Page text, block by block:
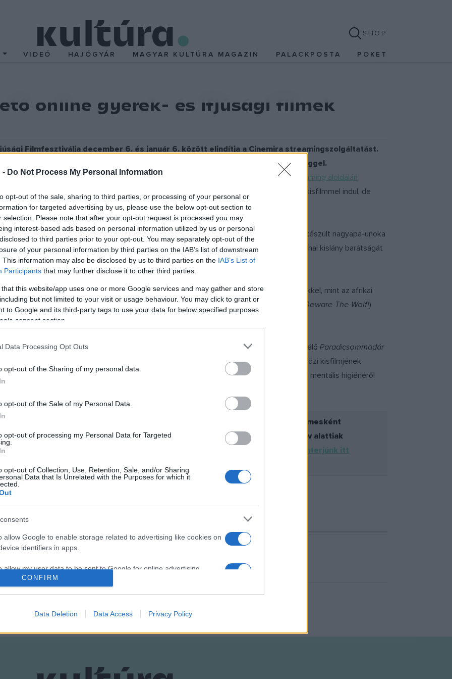
- Do Not Process My Personal Information
opt-out of the sale, sharing to third parties, or processing of your personal or
for targeted advertising by us, please use the below opt-out section to
selection. Please note that after your opt-out request is processed you may
interest-based ads based on personal information utilized by us or personal
to third parties prior to your opt-out. You may separately opt-out of the
of your personal information by third parties on the IAB’s list of downstream
This information may also be disclosed by us to third parties on the IAB’s List of
Participants that may further disclose it to other third parties.
that this website/app uses one or more Google services and may gather and store
but not limited to your visit or usage behaviour. You may click to grant or
to Google and its third-party tags to use your data for below specified purposes
consent section.
Data Processing Opt Outs
opt-out of the Sharing of my personal data.
opt-out of the Sale of my Personal Data.
opt-out of processing my Personal Data for Targeted
opt-out of Collection, Use, Retention, Sale, and/or Sharing
Data that Is Unrelated with the Purposes for which it
allow Google to enable storage related to advertising like cookies on
identifiers in apps.
allow my user data to be sent to Google for online advertising
identifiers in apps.
CONFIRM
Data Deletion Data Access Privacy Policy
SHOP
VIDEÓ HAJÓGYÁR MAGYAR KULTÚRA MAGAZIN PALACKPOSTA POKET
online gyerek- és ifjúsági filmek
Filmfesztiválja december 6. és január 6. között elindítja a Cinemira streamingszolgáltatást.
és animáció érhető el ingyenesen, korosztály szerinti keresési lehetőséggel.
át eddigi legjobb versenyfilmjeiből nyújt ingyenes válogatást a közönségnek streaming aloldalán
a mókás, tanulságos és elgondolkodtató kisjátékfilmek, animációk. A fesztivál 45 kisfilmmel indul, de
is.
többek között A papírsárkány(The Kite) című megható, stop-motion technikával készült nagyapa-unoka
zsúrA csodálatos játék(The Amazing Toy) című filmben, az egy magyar kisfiú és egy kínai kislány barátságát
szólóCserebogarak: A Polgár lányok.
KIDS kínálatába is előzetes betekintést kapnak, olyan, még vetítésre váró versenyfilmekkel, mint az afrikai
UMBO) című animáció, a Piroska meséjét humorosan folytatóÓvakodj a farkastól! Beware The Wolf!)
álmáról szóló
Cinemira TEEN versenyéről frissen érkeznek a párkapcsolati kérdésekről mesélő Paradicsommadár
című kisfilmek. Látható az idei Cinemira TEEN legjobb nemzetközi kisfilmjének
szóló
Trófea( Trophy
), valamint az animációs zsűri külön dicséretében részesített, mentális higiénéről
gyerekszereplőjeként és több színházi előadásból ismerhetjük már. Ezúttal filmesként
Outcímű kisfilmje a Cinemira Teen Nemzetközi Ifjúsági Filmfesztiválon, a 19 év alattiak
és a Cinemira videóverseny fődíjas alkotása lett. A fiatal alkotóval készített
interjúnk itt
kínálatát